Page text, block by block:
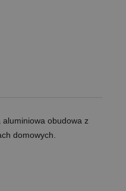
obudowa z
domowych.